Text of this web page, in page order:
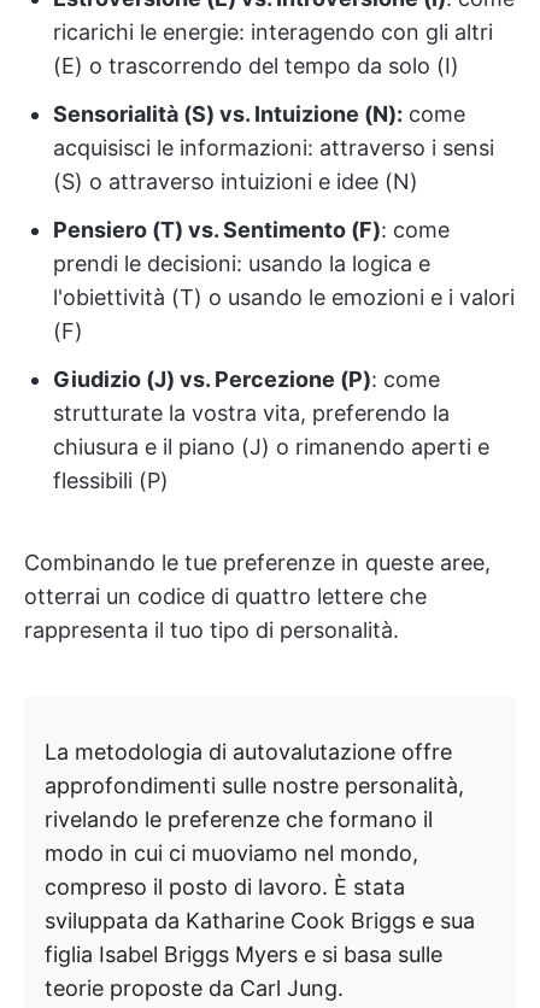
ricarichi le energie: interagendo con gli altri
(E) o trascorrendo del tempo da solo (I)
Sensorialità (S) vs. Intuizione (N): come
acquisisci le informazioni: attraverso i sensi
(S) o attraverso intuizioni e idee (N)
Pensiero (T) vs. Sentimento (F): come
prendi le decisioni: usando la logica e
l'obiettività (T) o usando le emozioni e i valori
(F)
Giudizio (J) vs. Percezione (P): come
strutturate la vostra vita, preferendo la
chiusura e il piano (J) o rimanendo aperti e
flessibili (P)
Combinando le tue preferenze in queste aree,
otterrai un codice di quattro lettere che
rappresenta il tuo tipo di personalità.
La metodologia di autovalutazione offre
approfondimenti sulle nostre personalità,
rivelando le preferenze che formano il
modo in cui ci muoviamo nel mondo,
compreso il posto di lavoro. È stata
sviluppata da Katharine Cook Briggs e sua
figlia Isabel Briggs Myers e si basa sulle
teorie proposte da Carl Jung.